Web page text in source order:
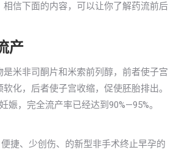
相信下面的内容，可以让你了解药流前后
产
是米非司酮片和米索前列醇，前者使子宫
化，后者使子宫收缩，促使胚胎排出。
娠，完全流产率已经达到90%—95%。
捷、少创伤、的新型非手术终止早孕的